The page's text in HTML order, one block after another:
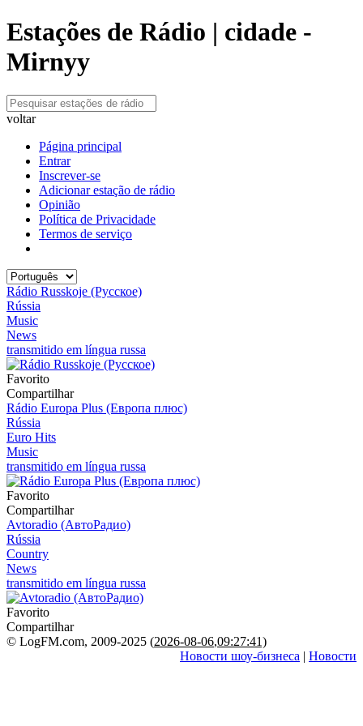
Estações de Rádio | cidade -
Mirnyy
voltar
Página principal
Entrar
Inscrever-se
Adicionar estação de rádio
Opinião
Política de Privacidade
Termos de serviço
Rádio Russkoje (Русское)
Rússia
Music
News
transmitido em língua russa
Favorito
Compartilhar
Rádio Europa Plus (Европа плюс)
Rússia
Euro Hits
Music
transmitido em língua russa
Favorito
Compartilhar
Avtoradio (АвтоРадио)
Rússia
Country
News
transmitido em língua russa
Favorito
Compartilhar
© LogFM.com, 2009-2025 (2026-08-06,09:27:41)
Новости шоу-бизнеса | Новости